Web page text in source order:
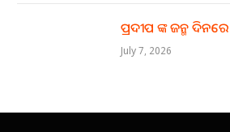
ପ୍ରଦୀପ ଙ୍କ ଜନ୍ମ
July 7, 2026